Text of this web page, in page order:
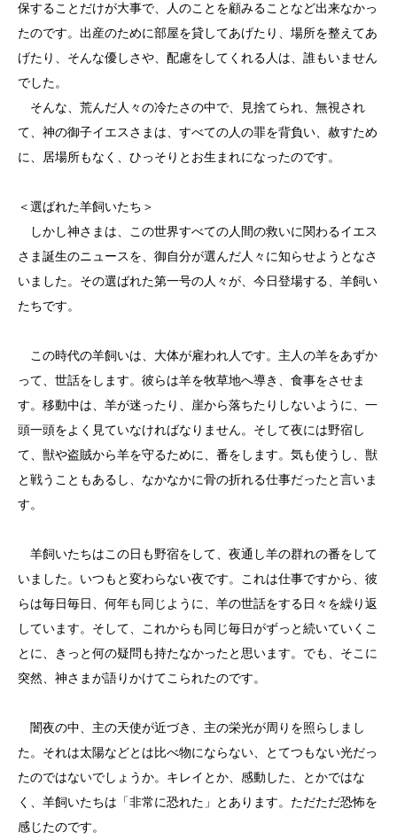
保することだけが大事で、人のことを顧みることなど出来なかっ
たのです。出産のために部屋を貸してあげたり、場所を整えてあ
げたり、そんな優しさや、配慮をしてくれる人は、誰もいません
でした。
そんな、荒んだ人々の冷たさの中で、見捨てられ、無視され
て、神の御子イエスさまは、すべての人の罪を背負い、赦すため
に、居場所もなく、ひっそりとお生まれになったのです。
＜選ばれた羊飼いたち＞
しかし神さまは、この世界すべての人間の救いに関わるイエス
さま誕生のニュースを、御自分が選んだ人々に知らせようとなさ
いました。その選ばれた第一号の人々が、今日登場する、羊飼い
たちです。
この時代の羊飼いは、大体が雇われ人です。主人の羊をあずか
って、世話をします。彼らは羊を牧草地へ導き、食事をさせま
す。移動中は、羊が迷ったり、崖から落ちたりしないように、一
頭一頭をよく見ていなければなりません。そして夜には野宿し
て、獣や盗賊から羊を守るために、番をします。気も使うし、獣
と戦うこともあるし、なかなかに骨の折れる仕事だったと言いま
す。
羊飼いたちはこの日も野宿をして、夜通し羊の群れの番をして
いました。いつもと変わらない夜です。これは仕事ですから、彼
らは毎日毎日、何年も同じように、羊の世話をする日々を繰り返
しています。そして、これからも同じ毎日がずっと続いていくこ
とに、きっと何の疑問も持たなかったと思います。でも、そこに
突然、神さまが語りかけてこられたのです。
闇夜の中、主の天使が近づき、主の栄光が周りを照らしまし
た。それは太陽などとは比べ物にならない、とてつもない光だっ
たのではないでしょうか。キレイとか、感動した、とかではな
く、羊飼いたちは「非常に恐れた」とあります。ただただ恐怖を
感じたのです。